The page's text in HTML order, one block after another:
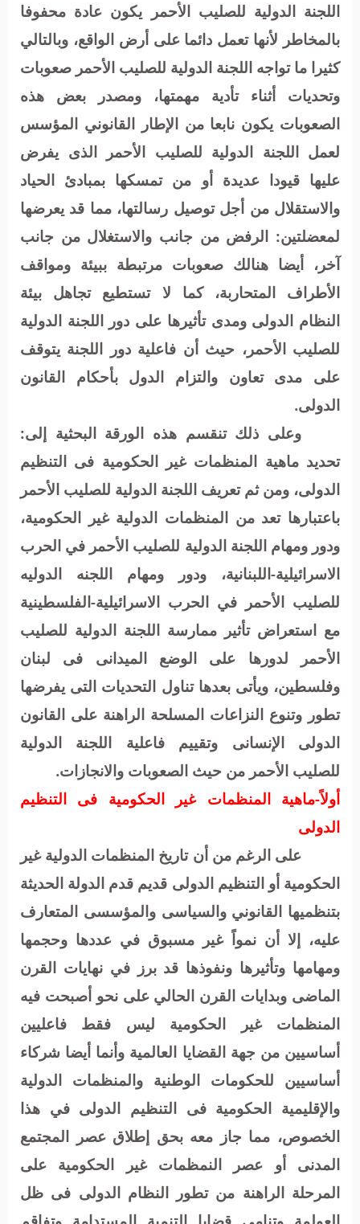
اللجنة الدولية للصليب الأحمر يكون عادة محفوفا
بالمخاطر لأنها تعمل دائما على أرض الواقع، وبالتالي
كثيرا ما تواجه اللجنة الدولية للصليب الأحمر صعوبات
وتحديات أثناء تأدية مهمتها، ومصدر بعض هذه
الصعوبات يكون نابعا من الإطار القانوني المؤسس
لعمل اللجنة الدولية للصليب الأحمر الذى يفرض
عليها قيودا عديدة أو من تمسكها بمبادئ الحياد
والاستقلال من أجل توصيل رسالتها، مما قد يعرضها
لمعضلتين: الرفض من جانب والاستغلال من جانب
آخر، أيضا هنالك صعوبات مرتبطة ببيئة ومواقف
الأطراف المتحاربة، كما لا تستطيع تجاهل بيئة
النظام الدولى ومدى تأثيرها على دور اللجنة الدولية
للصليب الأحمر، حيث أن فاعلية دور اللجنة يتوقف
على مدى تعاون والتزام الدول بأحكام القانون
الدولى.
وعلى ذلك تنقسم هذه الورقة البحثية إلى:
تحديد ماهية المنظمات غير الحكومية فى التنظيم
الدولى، ومن ثم تعريف اللجنة الدولية للصليب الأحمر
باعتبارها تعد من المنظمات الدولية غير الحكومية،
ودور ومهام اللجنة الدولية للصليب الأحمر في الحرب
الاسرائيلية-اللبنانية، ودور ومهام اللجنه الدوليه
للصليب الأحمر في الحرب الاسرائيلية-الفلسطينية
مع استعراض تأثير ممارسة اللجنة الدولية للصليب
الأحمر لدورها على الوضع الميدانى فى لبنان
وفلسطين، ويأتى بعدها تناول التحديات التى يفرضها
تطور وتنوع النزاعات المسلحة الراهنة على القانون
الدولى الإنسانى وتقييم فاعلية اللجنة الدولية
للصليب الأحمر من حيث الصعوبات والانجازات.
أولاً-ماهية المنظمات غير الحكومية فى التنظيم
الدولى
على الرغم من أن تاريخ المنظمات الدولية غير
الحكومية أو التنظيم الدولى قديم قدم الدولة الحديثة
بتنظميها القانوني والسياسى والمؤسسى المتعارف
عليه، إلا أن نمواً غير مسبوق في عددها وحجمها
ومهامها وتأثيرها ونفوذها قد برز في نهايات القرن
الماضى وبدايات القرن الحالي على نحو أصبحت فيه
المنظمات غير الحكومية ليس فقط فاعليين
أساسيين من جهة القضايا العالمية وأنما أيضا شركاء
أساسيين للحكومات الوطنية والمنظمات الدولية
والإقليمية الحكومية فى التنظيم الدولى في هذا
الخصوص، مما جاز معه بحق إطلاق عصر المجتمع
المدنى أو عصر النمظمات غير الحكومية على
المرحلة الراهنة من تطور النظام الدولى فى ظل